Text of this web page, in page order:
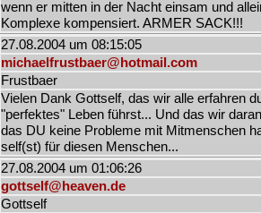
wenn er mitten in der Nacht einsam und
Komplexe kompensiert. ARMER SACK!!!
27.08.2004 um 08:15:05
michaelfrustbaer@hotmail.com
Frustbaer
Vielen Dank Gottself, das wir alle erfahren
"perfektes" Leben führst... Und das wir
das DU keine Probleme mit Mitmenschen
self(st) für diesen Menschen...
27.08.2004 um 01:06:26
gottself@heaven.de
Gottself